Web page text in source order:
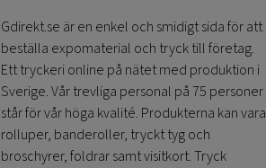
Gdirekt.se är en enkel och smidigt sida för att
beställa expomaterial och tryck till företag.
Ett tryckeri online på nätet med produktion i
Sverige. Vår trevliga personal på 75 personer
står för vår höga kvalité. Produkterna kan vara
rolluper, banderoller, tryckt tyg och
broschyrer, foldrar samt visitkort. Tryck